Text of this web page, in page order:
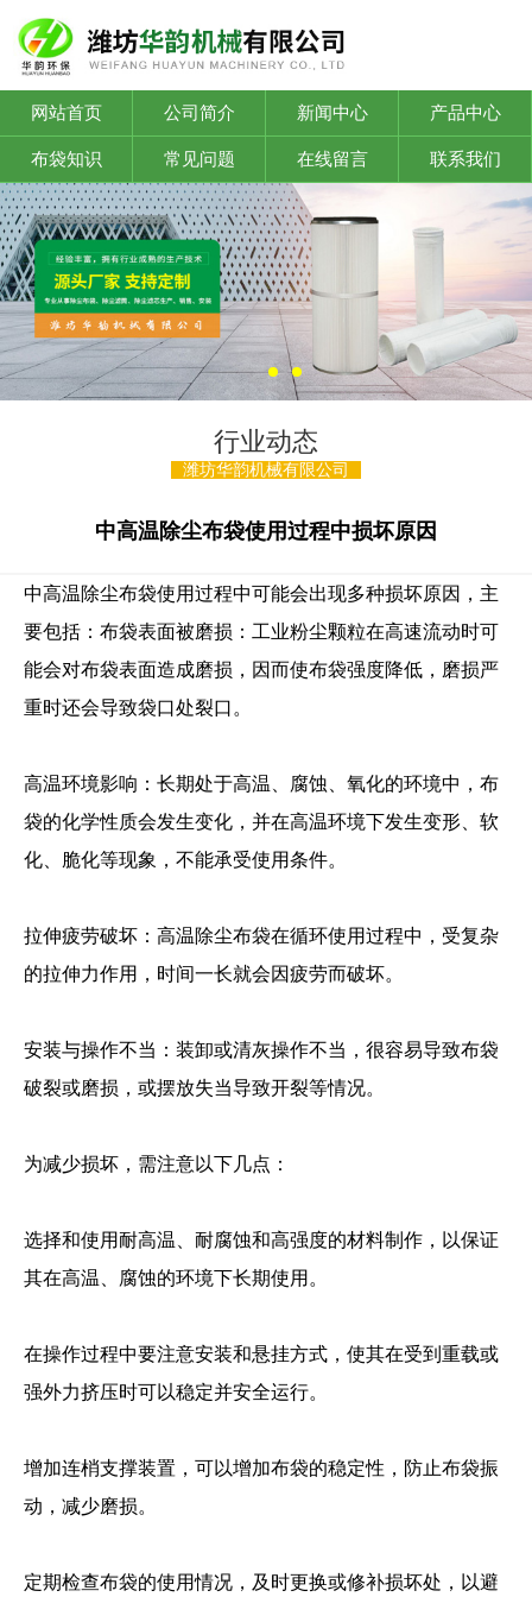
网站首页 公司简介 新闻中心 产品中心
布袋知识 常见问题 在线留言 联系我们
行业动态
潍坊华韵机械有限公司
中高温除尘布袋使用过程中损坏原因
中高温除尘布袋使用过程中可能会出现多种损坏原因，主
要包括：布袋表面被磨损：工业粉尘颗粒在高速流动时可
能会对布袋表面造成磨损，因而使布袋强度降低，磨损严
重时还会导致袋口处裂口。
高温环境影响：长期处于高温、腐蚀、氧化的环境中，布
袋的化学性质会发生变化，并在高温环境下发生变形、软
化、脆化等现象，不能承受使用条件。
拉伸疲劳破坏：高温除尘布袋在循环使用过程中，受复杂
的拉伸力作用，时间一长就会因疲劳而破坏。
安装与操作不当：装卸或清灰操作不当，很容易导致布袋
破裂或磨损，或摆放失当导致开裂等情况。
为减少损坏，需注意以下几点：
选择和使用耐高温、耐腐蚀和高强度的材料制作，以保证
其在高温、腐蚀的环境下长期使用。
在操作过程中要注意安装和悬挂方式，使其在受到重载或
强外力挤压时可以稳定并安全运行。
增加连梢支撑装置，可以增加布袋的稳定性，防止布袋振
动，减少磨损。
定期检查布袋的使用情况，及时更换或修补损坏处，以避